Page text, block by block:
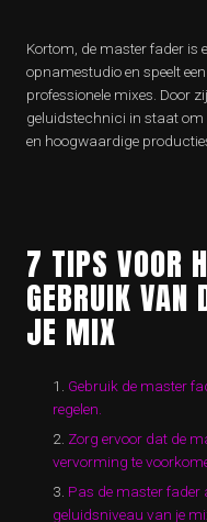
Kortom, de master fader is
opnamestudio en speelt
professionele mixes. Door
geluidstechnici in staat om
en hoogwaardige
7 TIPS VOOR
GEBRUIK VAN
JE MIX
Gebruik de master
regelen.
Zorg ervoor dat de
vervorming te
Pas de master fader
geluidsniveau van je